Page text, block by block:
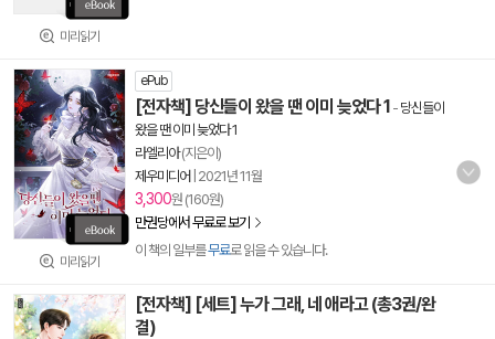
미리읽기
미리읽기
ePub
[전자책] 당신들이 왔을 땐 이미 늦었다 1 - 당신들이
왔을 땐 이미 늦었다 1
라엘리아(지은이)
제우미디어 2021년 11월
3,300원 (160원)
만권당에서 무료로 보기
이 책의 일부를무료로 읽을 수 있습니다.
[전자책] [세트] 누가 그래, 네 애라고 (총3권/완
결)